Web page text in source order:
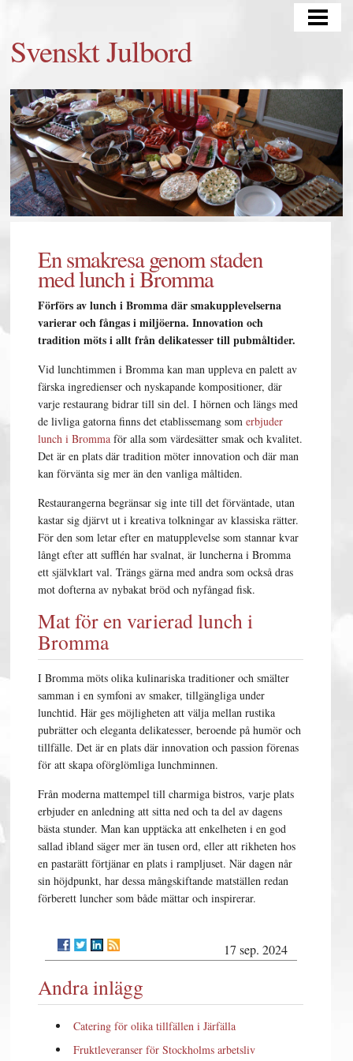
TYPISK SVENSK JULMAT
CATERING
BLOGG
JULGRAN
Svenskt Julbord
En smakresa genom staden
med lunch i Bromma
Förförs av lunch i Bromma där smakupplevelserna
varierar och fångas i miljöerna. Innovation och
tradition möts i allt från delikatesser till pubmåltider.
Vid lunchtimmen i Bromma kan man uppleva en palett av
färska ingredienser och nyskapande kompositioner, där
varje restaurang bidrar till sin del. I hörnen och längs med
de livliga gatorna finns det etablissemang somerbjuder
lunch i Bromma för alla som värdesätter smak och kvalitet.
Det är en plats där tradition möter innovation och där man
kan förvänta sig mer än den vanliga måltiden.
Restaurangerna begränsar sig inte till det förväntade, utan
kastar sig djärvt ut i kreativa tolkningar av klassiska rätter.
För den som letar efter en matupplevelse som stannar kvar
långt efter att sufflén har svalnat, är luncherna i Bromma
ett självklart val. Trängs gärna med andra som också dras
mot dofterna av nybakat bröd och nyfångad fisk.
Mat för en varierad lunch i
Bromma
I Bromma möts olika kulinariska traditioner och smälter
samman i en symfoni av smaker, tillgängliga under
lunchtid. Här ges möjligheten att välja mellan rustika
pubrätter och eleganta delikatesser, beroende på humör och
tillfälle. Det är en plats där innovation och passion förenas
för att skapa oförglömliga lunchminnen.
Från moderna mattempel till charmiga bistros, varje plats
erbjuder en anledning att sitta ned och ta del av dagens
bästa stunder. Man kan upptäcka att enkelheten i en god
sallad ibland säger mer än tusen ord, eller att rikheten hos
en pastarätt förtjänar en plats i rampljuset. När dagen når
sin höjdpunkt, har dessa mångskiftande matställen redan
förberett luncher som både mättar och inspirerar.
17 sep. 2024
Andra inlägg
Catering för olika tillfällen i Järfälla
Fruktleveranser för Stockholms arbetsliv